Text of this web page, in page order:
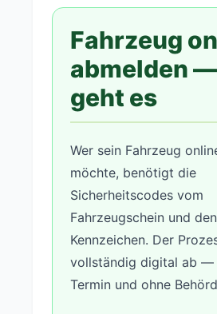
Fahrzeug
abmelden
geht es
Wer sein Fahrzeug
möchte, benötigt die
Sicherheitscodes vom
Fahrzeugschein und den
Kennzeichen. Der
vollständig digital ab —
Termin und ohne